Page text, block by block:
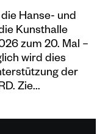
Hanse- und
Kunsthalle
zum 20. Mal –
wird dies
der
Zie...